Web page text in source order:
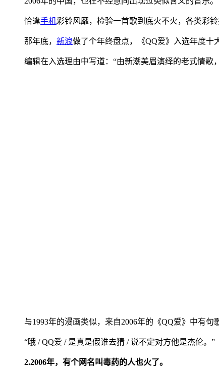
恰逢手机彩铃风靡，检验一首歌到底火不火，各类彩铃
那年底， 新浪做了个年终盘点，《QQ爱》入选年度十
编辑在入选理由中写道：“由新潮美眉演绎的老式情
与1993年的漫画类似，来自2006年的《QQ爱》中有句
“哦 / QQ爱 / 是真是假谁去猜 / 说不定对方他是杰伦。”
2.2006年，有个网名叫毒药的人也火了。